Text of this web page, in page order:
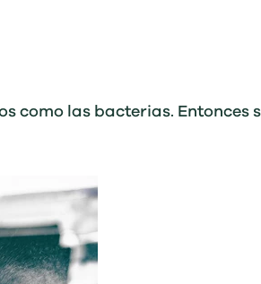
como las bacterias. Entonces